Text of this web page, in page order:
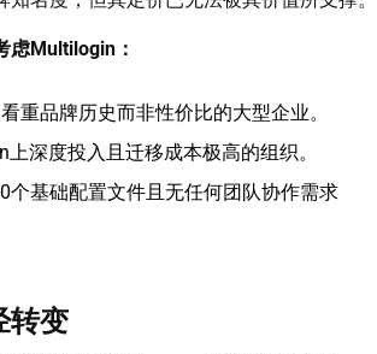
虑Multilogin：
重品牌历史而非性价比的大型企业。
深度投入且迁移成本极高的组织。
个基础配置文件且无任何团队协作需求
转变